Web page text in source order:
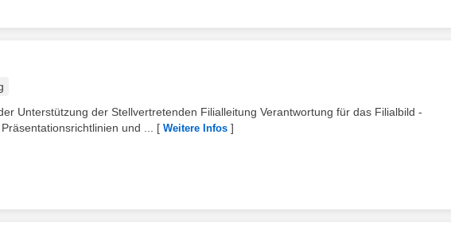
Unterstützung der Stellvertretenden Filialleitung Verantwortung für das Filialbild -
und ...
[ Weitere Infos ]